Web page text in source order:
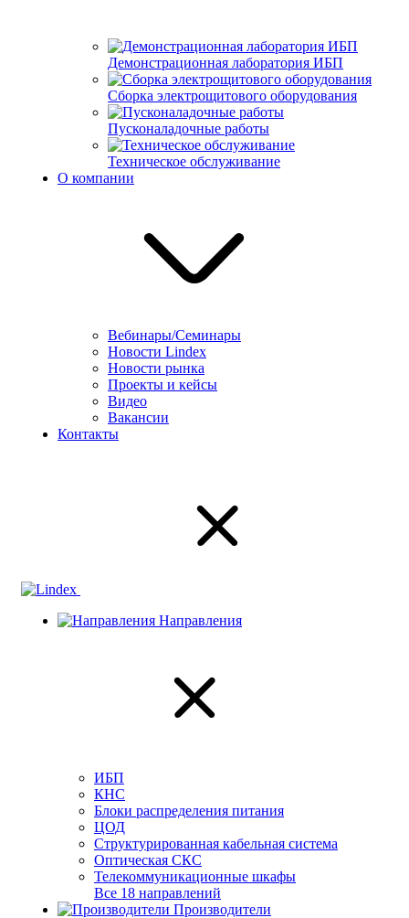
Демонстрационная лаборатория ИБП
Сборка электрощитового оборудования
Пусконаладочные работы
Техническое обслуживание
О компании
Вебинары/Семинары
Новости Lindex
Новости рынка
Проекты и кейсы
Видео
Вакансии
Контакты
Направления
ИБП
КНС
Блоки распределения питания
ЦОД
Структурированная кабельная система
Оптическая СКС
Телекоммуникационные шкафы
Все 18 направлений
Производители